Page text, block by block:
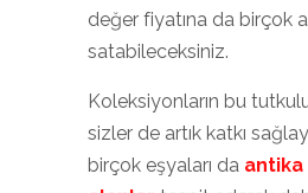
değer fiyatına da birçok
satabileceksiniz.
Koleksiyonların bu tutkulu
sizler de artık katkı
birçok eşyaları da antika